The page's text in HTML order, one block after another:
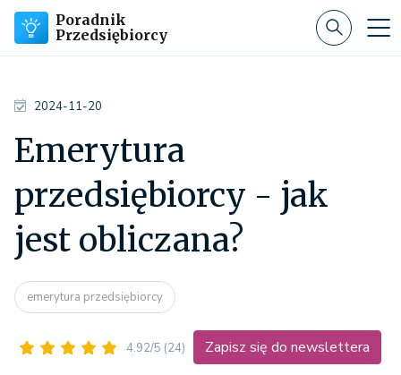
Poradnik
Przedsiębiorcy
2024-11-20
Emerytura
przedsiębiorcy - jak
jest obliczana?
emerytura przedsiębiorcy
4.92/5 (24) Zapisz się do newslettera